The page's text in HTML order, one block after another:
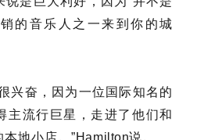
的音乐人之一来到你的城
兴奋，因为一位国际知名的
主流行巨星，走进了他们和
地小店。”Hamilton说。